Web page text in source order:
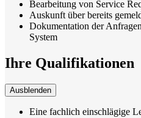
Bearbeitung von Service
Auskunft über bereits
Dokumentation der
System
Ihre Qualifikationen
Ausblenden
Eine fachlich einschlägige